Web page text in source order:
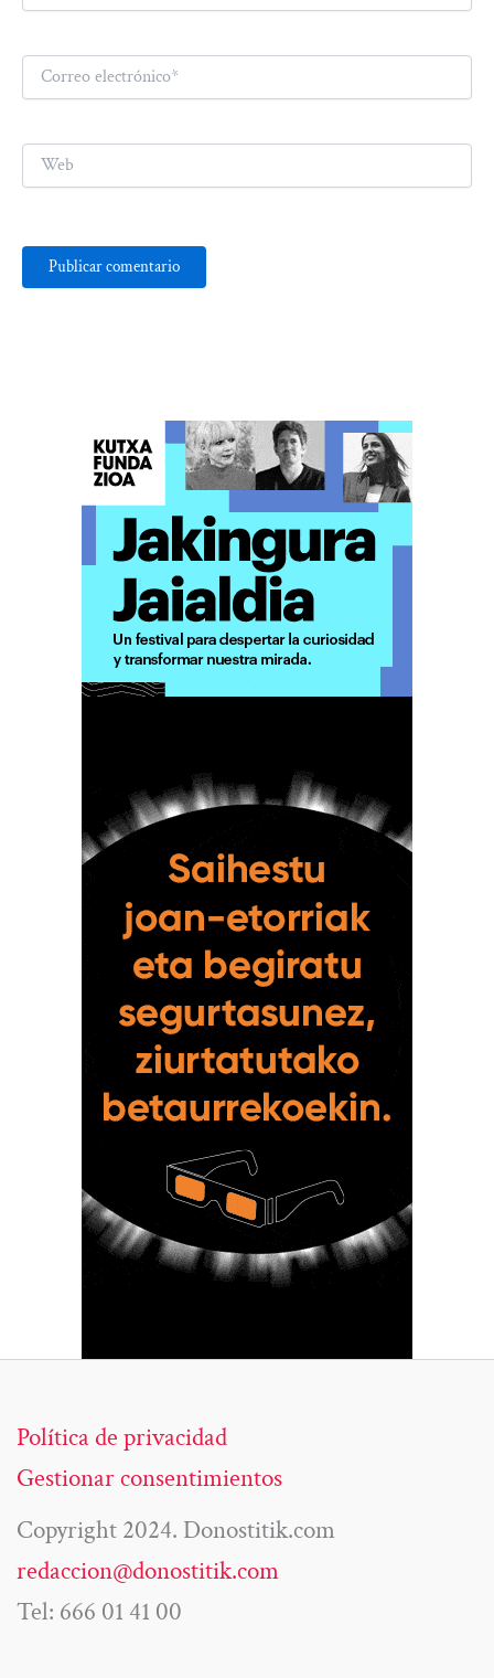
Correo
electrónico*
Web
Política de privacidad
Gestionar consentimientos
Copyright 2024. Donostitik.com
redaccion@donostitik.com
Tel: 666 01 41 00